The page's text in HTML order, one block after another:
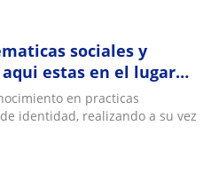
sociales y
estas en el lugar
en practicas
identidad, realizando a su vez